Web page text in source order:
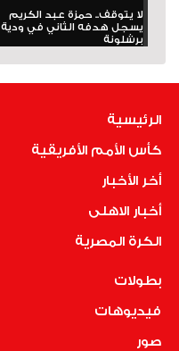
لا يتوقف.. حمزة عبد الكريم
يسجل هدفه الثاني في ودية
برشلونة
الرئيسية
كأس الأمم الأفريقية
أخر الأخبار
أخبار الاهلى
الكرة المصرية
بطولات
فيديوهات
صور